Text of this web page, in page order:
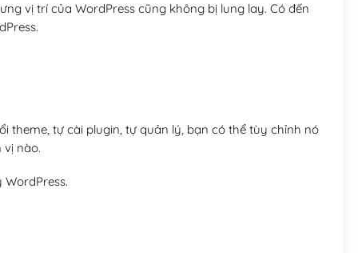
vị trí của WordPress cũng không bị lung lay. Có đến
theme, tự cài plugin, tự quản lý, bạn có thể tùy chỉnh nó
nào.